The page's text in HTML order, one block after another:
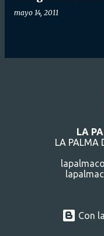
mayo 14, 2011
LA
LA PALMA
Con